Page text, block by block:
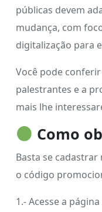
públicas devem
mudança, com
digitalização para
Você pode
palestrantes e a
mais lhe
Como
Basta se
o código
1.- Acesse a